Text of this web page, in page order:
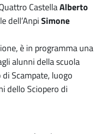
CastellaAlberto
dell’Anpi Simone
è in programma una
alunni della scuola
di Scampate, luogo
dello Sciopero di